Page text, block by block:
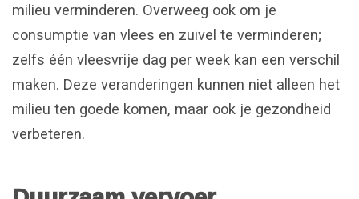
milieu verminderen. Overweeg ook om je
consumptie van vlees en zuivel te verminderen;
zelfs één vleesvrije dag per week kan een verschil
maken. Deze veranderingen kunnen niet alleen het
milieu ten goede komen, maar ook je gezondheid
verbeteren.